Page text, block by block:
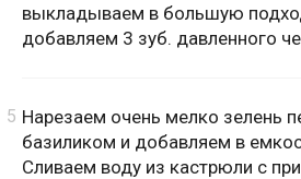
выкладываем в большую
добавляем 3 зуб. давленного
Нарезаем очень мелко зелень
базиликом и добавляем в
Сливаем воду из кастрюли с